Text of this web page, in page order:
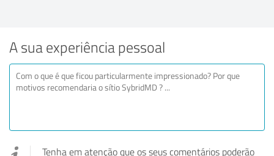
A sua experiência pessoal
Tenha em atenção que os seus comentários poderão